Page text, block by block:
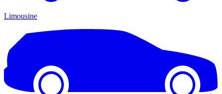
Limousine